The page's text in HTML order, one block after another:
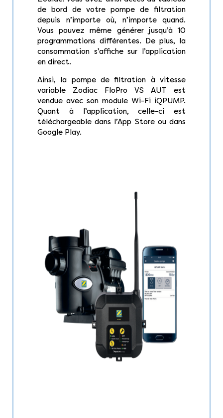
de bord de votre pompe de filtration
depuis n’importe où, n’importe quand.
Vous pouvez même générer jusqu’à 10
programmations différentes. De plus, la
consommation s’affiche sur l’application
en direct.
Ainsi, la pompe de filtration à vitesse
variable Zodiac FloPro VS AUT est
vendue avec son module Wi-Fi iQPUMP.
Quant à l’application, celle-ci est
téléchargeable dans l’App Store ou dans
Google Play.